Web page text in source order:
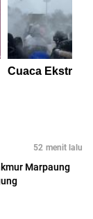
Cuaca Ekstrem
52 menit lalu
Marpaung